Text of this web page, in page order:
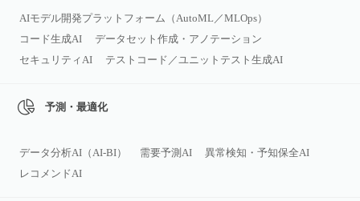
AIモデル開発プラットフォーム（AutoML／MLOps）
コード生成AI
データセット作成・アノテーション
セキュリティAI
テストコード／ユニットテスト生成AI
予測・最適化
データ分析AI（AI‑BI） 需要予測AI
異常検知・予知保全AI
レコメンドAI